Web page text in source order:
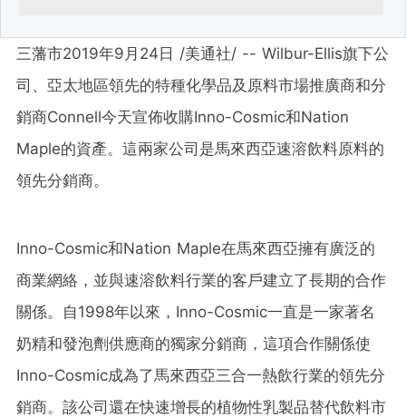
三藩市2019年9月24日 /美通社/ -- Wilbur-Ellis旗下公
司、亞太地區領先的特種化學品及原料市場推廣商和分
銷商Connell今天宣佈收購Inno-Cosmic和Nation
Maple的資產。這兩家公司是馬來西亞速溶飲料原料的
領先分銷商。
Inno-Cosmic和Nation Maple在馬來西亞擁有廣泛的
商業網絡，並與速溶飲料行業的客戶建立了長期的合作
關係。自1998年以來，Inno-Cosmic一直是一家著名
奶精和發泡劑供應商的獨家分銷商，這項合作關係使
Inno-Cosmic成為了馬來西亞三合一熱飲行業的領先分
銷商。該公司還在快速增長的植物性乳製品替代飲料市